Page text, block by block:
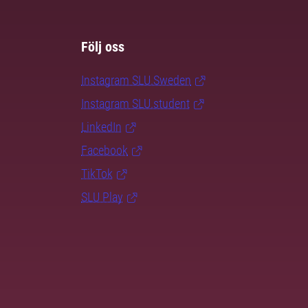
Följ oss
Instagram SLU.Sweden
Instagram SLU.student
LinkedIn
Facebook
TikTok
SLU Play